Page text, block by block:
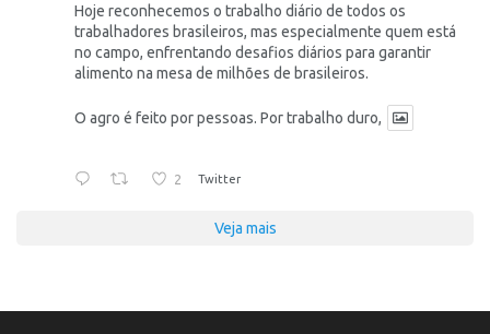
Hoje reconhecemos o trabalho diário de todos os
trabalhadores brasileiros, mas especialmente quem está
no campo, enfrentando desafios diários para garantir
alimento na mesa de milhões de brasileiros.
O agro é feito por pessoas. Por trabalho duro,
2 Twitter
Veja mais